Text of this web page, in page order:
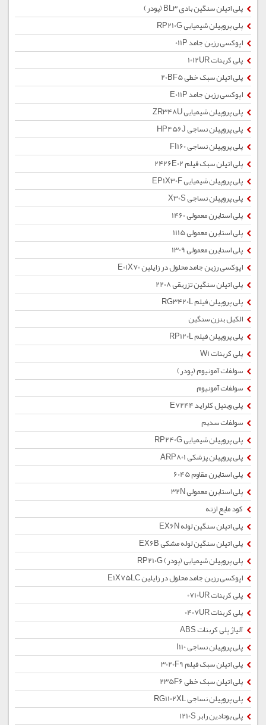
پلی اتیلن سنگین بادی BL3 (پودر)
پلی پروپیلن شیمیایی RP210G
اپوکسی رزین جامد 011P
پلی کربنات 1012UR
پلی اتیلن سبک خطی 20BF5
اپوکسی رزین جامد E011P
پلی پروپیلن شیمیایی ZR348U
پلی پروپیلن نساجی HP456J
پلی پروپیلن نساجی FI160
پلی اتیلن سبک فیلم 2426E02
پلی پروپیلن شیمیایی EP1X30F
پلی پروپیلن نساجی X30S
پلی استایرن معمولی 1460
پلی استایرن معمولی 1115
پلی استایرن معمولی 1309
اپوکسی رزین جامد محلول در زایلین E01X70
پلی اتیلن سنگین تزریقی 2208
پلی پروپیلن فیلم RG3420L
الکیل بنزن سنگین
پلی پروپیلن فیلم RP120L
پلی کربنات W1
سولفات آمونیوم (پودر)
سولفات آمونیوم
پلی وینیل کلراید E7244
سولفات سدیم
پلی پروپیلن شیمیایی RP240G
پلی پروپیلن پزشکی ARP801
پلی استایرن مقاوم 6045
پلی استایرن معمولی 32N
کود مایع ازته
پلی اتیلن سنگین لوله EX6N
پلی اتیلن سنگین لوله مشکی EX6B
پلی پروپیلن شیمیایی (پودر) RP210G
اپوکسی رزین جامد محلول در زایلین E1X75LC
پلی کربنات 0710UR
پلی کربنات 0407UR
آلیاژ پلی کربنات ABS
پلی پروپیلن نساجی I110
پلی اتیلن سبک فیلم 3020F9
پلی اتیلن سبک خطی 235F6
پلی پروپیلن نساجی RG1102XL
پلی بوتادین رابر 1210S